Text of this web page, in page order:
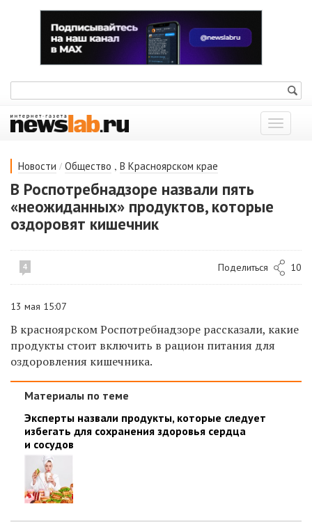
Показать
меню
Новости / Общество , В Красноярском крае
В Роспотребнадзоре назвали пять
«неожиданных» продуктов, которые
оздоровят кишечник
4 Поделиться 10
13 мая 15:07
В красноярском Роспотребнадзоре рассказали, какие
продукты стоит включить в рацион питания для
оздоровления кишечника.
Материалы по теме
Эксперты назвали продукты, которые следует
избегать для сохранения здоровья сердца
и сосудов